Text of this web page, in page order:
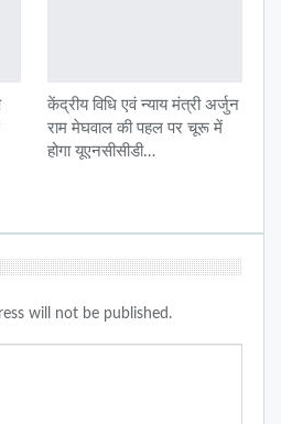
केंद्रीय विधि एवं न्याय मंत्री अर्जुन
राम मेघवाल की पहल पर चूरू में
होगा यूएनसीसीडी…
will not be published.